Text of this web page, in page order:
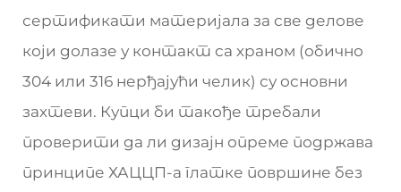
сертификати материјала за све делове
који долазе у контакт са храном (обично
304 или 316 нерђајући челик) су основни
захтеви. Купци би такође требали
проверити да ли дизајн опреме подржава
принципе ХАЦЦП-а глатке површине без